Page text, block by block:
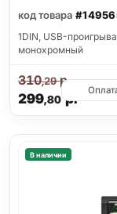
код товара
1DIN, USB-
монохромный
299,80р.
310,29р.
В наличии